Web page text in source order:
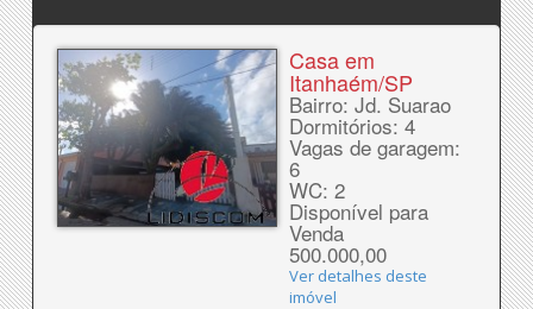
Casa em
Itanhaém/SP
Bairro: Jd. Suarao
Dormitórios: 4
Vagas de garagem:
6
WC: 2
Disponível para
Venda
500.000,00
Ver detalhes deste
imóvel